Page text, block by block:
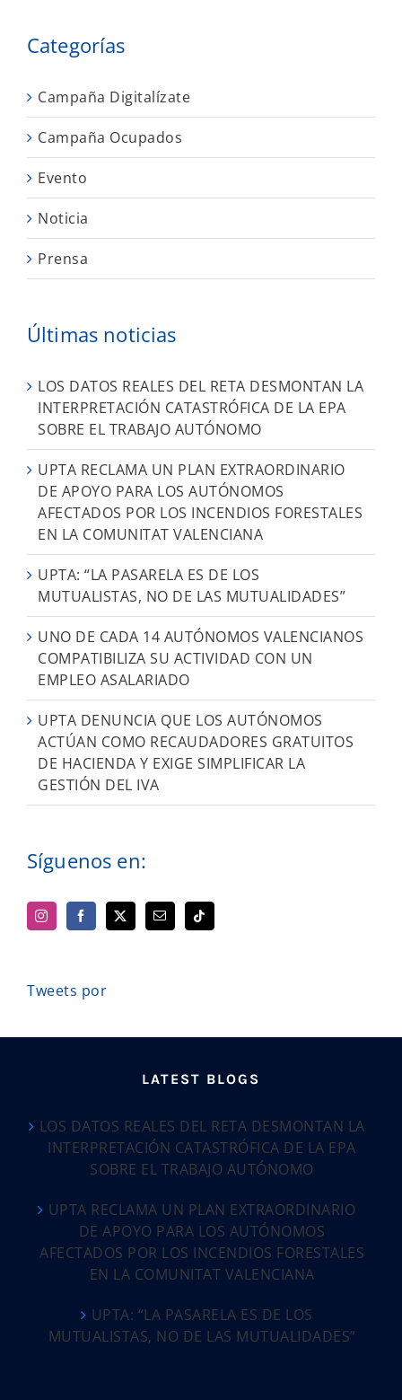
Categorías
Campaña Digitalízate
Campaña Ocupados
Evento
Noticia
Prensa
Últimas noticias
LOS DATOS REALES DEL RETA DESMONTAN LA
INTERPRETACIÓN CATASTRÓFICA DE LA EPA
SOBRE EL TRABAJO AUTÓNOMO
UPTA RECLAMA UN PLAN EXTRAORDINARIO
DE APOYO PARA LOS AUTÓNOMOS
AFECTADOS POR LOS INCENDIOS FORESTALES
EN LA COMUNITAT VALENCIANA
UPTA: “LA PASARELA ES DE LOS
MUTUALISTAS, NO DE LAS MUTUALIDADES”
UNO DE CADA 14 AUTÓNOMOS VALENCIANOS
COMPATIBILIZA SU ACTIVIDAD CON UN
EMPLEO ASALARIADO
UPTA DENUNCIA QUE LOS AUTÓNOMOS
ACTÚAN COMO RECAUDADORES GRATUITOS
DE HACIENDA Y EXIGE SIMPLIFICAR LA
GESTIÓN DEL IVA
Síguenos en:
Tweets por
LATEST BLOGS
LOS DATOS REALES DEL RETA DESMONTAN LA
INTERPRETACIÓN CATASTRÓFICA DE LA EPA
SOBRE EL TRABAJO AUTÓNOMO
UPTA RECLAMA UN PLAN EXTRAORDINARIO
DE APOYO PARA LOS AUTÓNOMOS
AFECTADOS POR LOS INCENDIOS FORESTALES
EN LA COMUNITAT VALENCIANA
UPTA: “LA PASARELA ES DE LOS
MUTUALISTAS, NO DE LAS MUTUALIDADES”